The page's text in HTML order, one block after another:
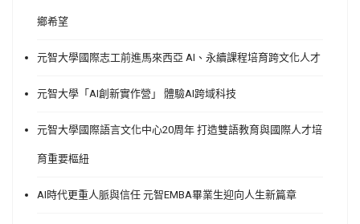
鄉希望
元智大學國際志工前進馬來西亞 AI、永續課程培育跨文化人才
元智大學「AI創新實作營」 體驗AI跨域科技
元智大學國際語言文化中心20周年 打造雙語教育與國際人才培
育重要樞紐
AI時代更重人脈與信任 元智EMBA畢業生迎向人生新篇章